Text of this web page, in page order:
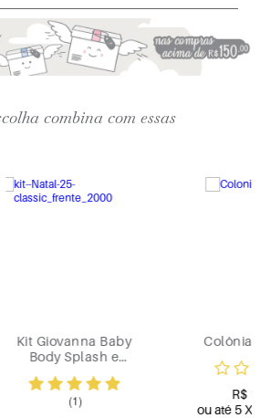
combina com essas
Colônia Lia 100ml
ou até 5 X de R$ 22,00